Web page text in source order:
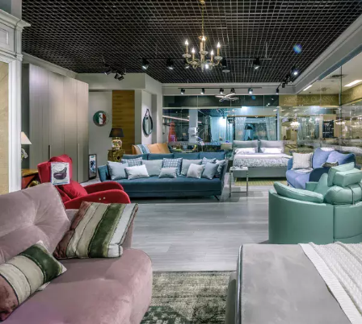
Бренд SAMOA DIVANI
Країна-
виробник
Португалiя
Сучасний
Материал Шпон горіха Canaletto
Стiльниця Шпон горіха Canaletto, GRES
Механiзм
Висувні шухляди Blumotion або Tip-On
| BLUM